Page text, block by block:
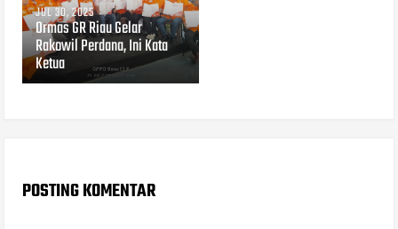
JUL 30, 2025
Ormas GR Riau Gelar
Rakowil Perdana, Ini Kata
Ketua
POSTING KOMENTAR